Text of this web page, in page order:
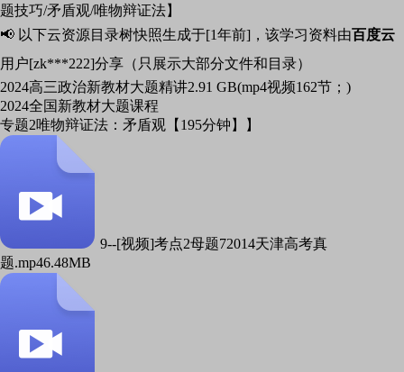
题技巧/矛盾观/唯物辩证法】
📢 以下云资源目录树快照生成于[1年前]，该学习资料由百度云
用户[zk***222]分享（只展示大部分文件和目录）
2024高三政治新教材大题精讲2.91 GB(mp4视频162节；)
2024全国新教材大题课程
专题2唯物辩证法：矛盾观【195分钟】】
9--[视频]考点2母题72014天津高考真
题.mp46.48MB